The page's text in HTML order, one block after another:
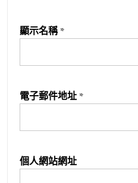
顯示名稱 *
電子郵件地址 *
個人網站網址